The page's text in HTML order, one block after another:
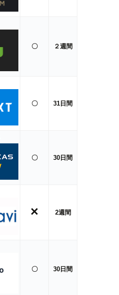
〇 ２週間
〇 31日間
〇 30日間
× 2週間
〇 30日間